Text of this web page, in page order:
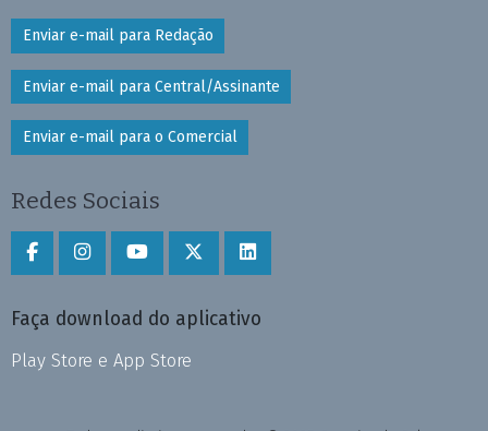
Enviar e-mail para Redação
Enviar e-mail para Central/Assinante
Enviar e-mail para o Comercial
Redes Sociais
Faça download do aplicativo
Play Store e App Store